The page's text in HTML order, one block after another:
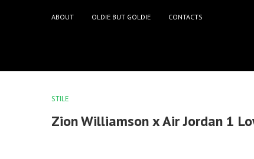
ABOUT OLDIE BUT GOLDIE CONTACTS
STILE
Zion Williamson x Air Jordan 1